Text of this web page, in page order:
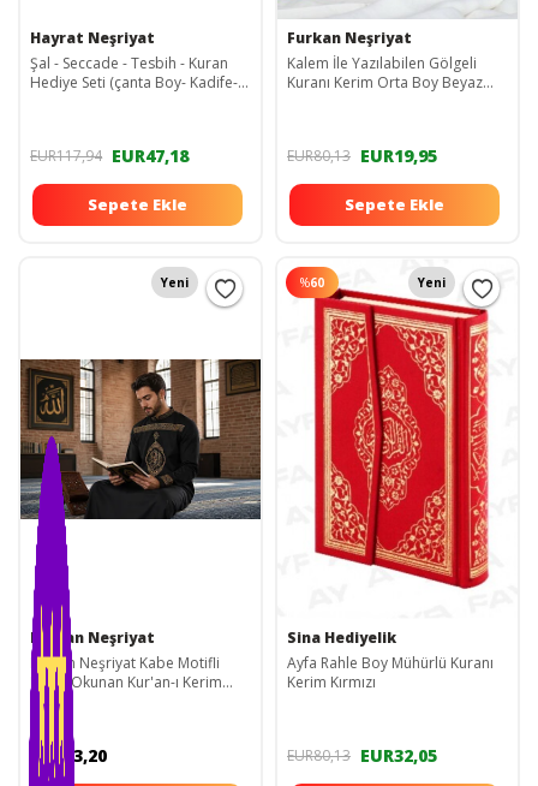
Hayrat Neşriyat
Şal - Seccade - Tesbih - Kuran
Hediye Seti (çanta Boy- Kadife-
EUR117,94 EUR47,18
Sepete Ekle
Furkan Neşriyat
Kalem İle Yazılabilen Gölgeli
Kuranı Kerim Orta Boy Beyaz
EUR80,13 EUR19,95
Sepete Ekle
Yeni
Furkan Neşriyat
Furkan Neşriyat Kabe Motifli
Kolay Okunan Kur'an-ı Kerim
Orta Boy
EUR23,20
%60 Yeni
Sina Hediyelik
Ayfa Rahle Boy Mühürlü Kuranı
Kerim Kırmızı
EUR80,13 EUR32,05